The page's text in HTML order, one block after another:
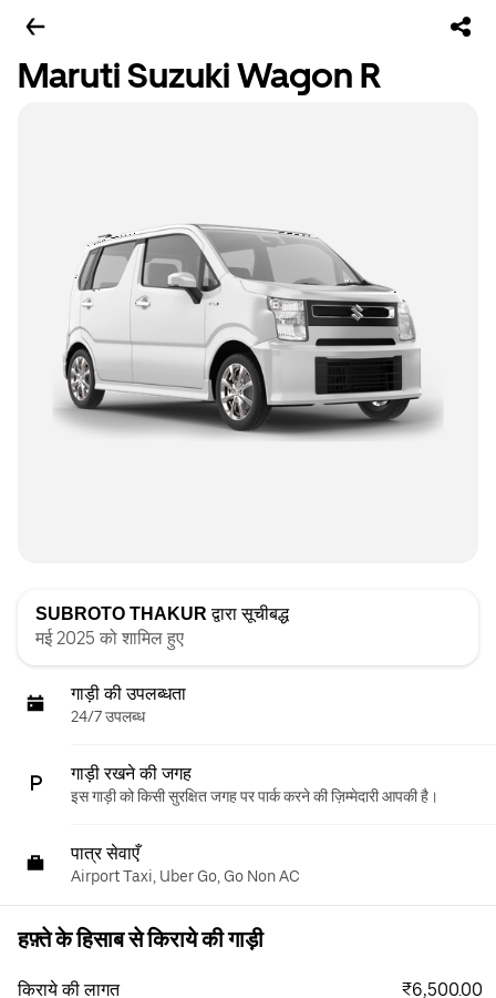
Maruti Suzuki Wagon R
SUBROTO THAKUR द्वारा सूचीबद्ध
मई 2025 को शामिल हुए
गाड़ी की उपलब्धता
24/7 उपलब्ध
गाड़ी रखने की जगह
इस गाड़ी को किसी सुरक्षित जगह पर पार्क करने की ज़िम्मेदारी आपकी है।
पात्र सेवाएँ
Airport Taxi, Uber Go, Go Non AC
हफ़्ते के हिसाब से किराये की गाड़ी
किराये की लागत ₹6,500.00